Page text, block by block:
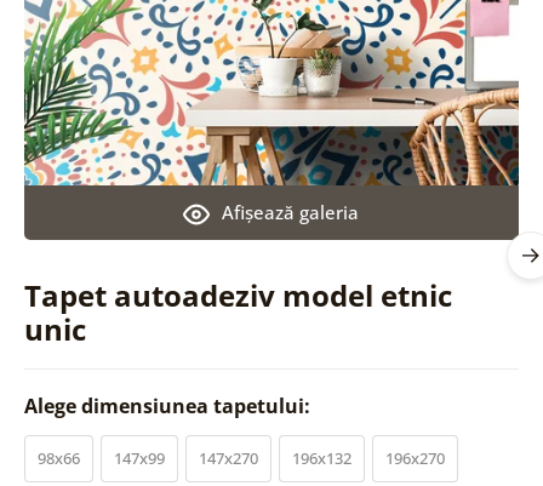
Tapet autoadeziv model etnic
unic
Afişează galeria
Alege dimensiunea tapetului:
98x66 147x99 147x270 196x132 196x270